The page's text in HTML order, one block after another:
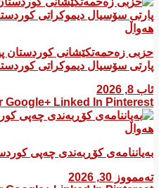
هەواڵ
​حزبی زەحمەتکێشانی کوردستان
پارتی سۆسیال دیموکراتی
ئاب 8, 2026
Google+ Linked In Pinterest
هەواڵ
بەیاننامەی کۆڕبەندی چەپی
تەممووز 30, 2026